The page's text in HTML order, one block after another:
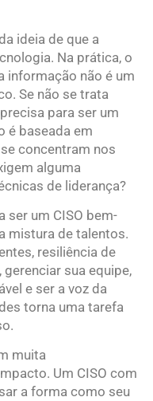
ideia de que a
Na prática, o
informação não é um
Se não se trata
para ser um
é baseada em
concentram nos
alguma
de liderança?
ser um CISO bem-
mistura de talentos.
resiliência de
sua equipe,
e ser a voz da
torna uma tarefa
muita
Um CISO com
a forma como seu